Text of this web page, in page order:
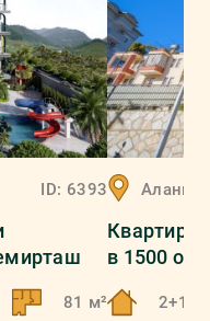
ID: 6393
81 м²
Аланья
Квартира
в 1500 от
2+1